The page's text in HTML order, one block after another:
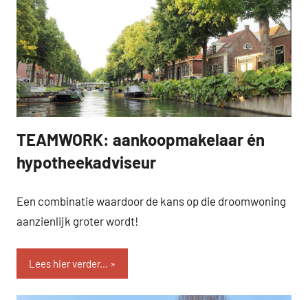
SEVEN.
TEAMWORK: aankoopmakelaar én
hypotheekadviseur
Een combinatie waardoor de kans op die droomwoning
aanzienlijk groter wordt!
Lees hier verder...